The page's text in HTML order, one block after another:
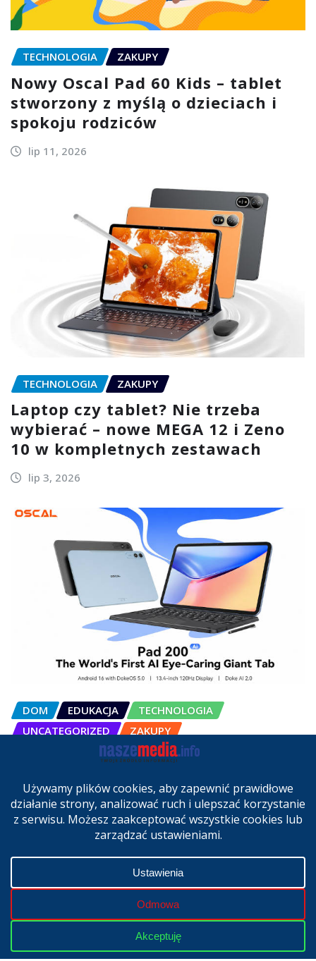
TECHNOLOGIA ZAKUPY
Nowy Oscal Pad 60 Kids – tablet
stworzony z myślą o dzieciach i
spokoju rodziców
lip 11, 2026
TECHNOLOGIA ZAKUPY
Laptop czy tablet? Nie trzeba
wybierać – nowe MEGA 12 i Zeno
10 w kompletnych zestawach
lip 3, 2026
DOM EDUKACJA
TECHNOLOGIA
UNCATEGORIZED
ZAKUPY
OSCAL Pad 200 alternatywą dla
sprzedaży w Polsce
cze 27, 2026